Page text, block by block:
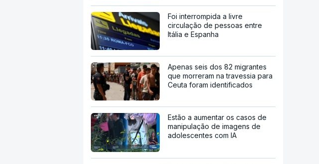
Foi interrompida a livre
circulação de pessoas entre
Itália e Espanha
Apenas seis dos 82 migrantes
que morreram na travessia para
Ceuta foram identificados
Estão a aumentar os casos de
manipulação de imagens de
adolescentes com IA